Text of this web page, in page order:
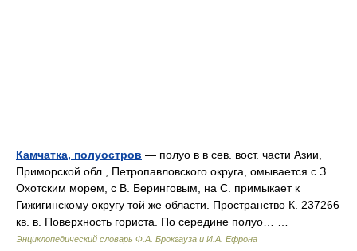
Камчатка, полуостров — полуо в в сев. вост. части Азии,
Приморской обл., Петропавловского округа, омывается с З.
Охотским морем, с В. Беринговым, на С. примыкает к
Гижигинскому округу той же области. Пространство К. 237266
кв. в. Поверхность гориста. По середине полуо… …
Энциклопедический словарь Ф.А. Брокгауза и И.А. Ефрона